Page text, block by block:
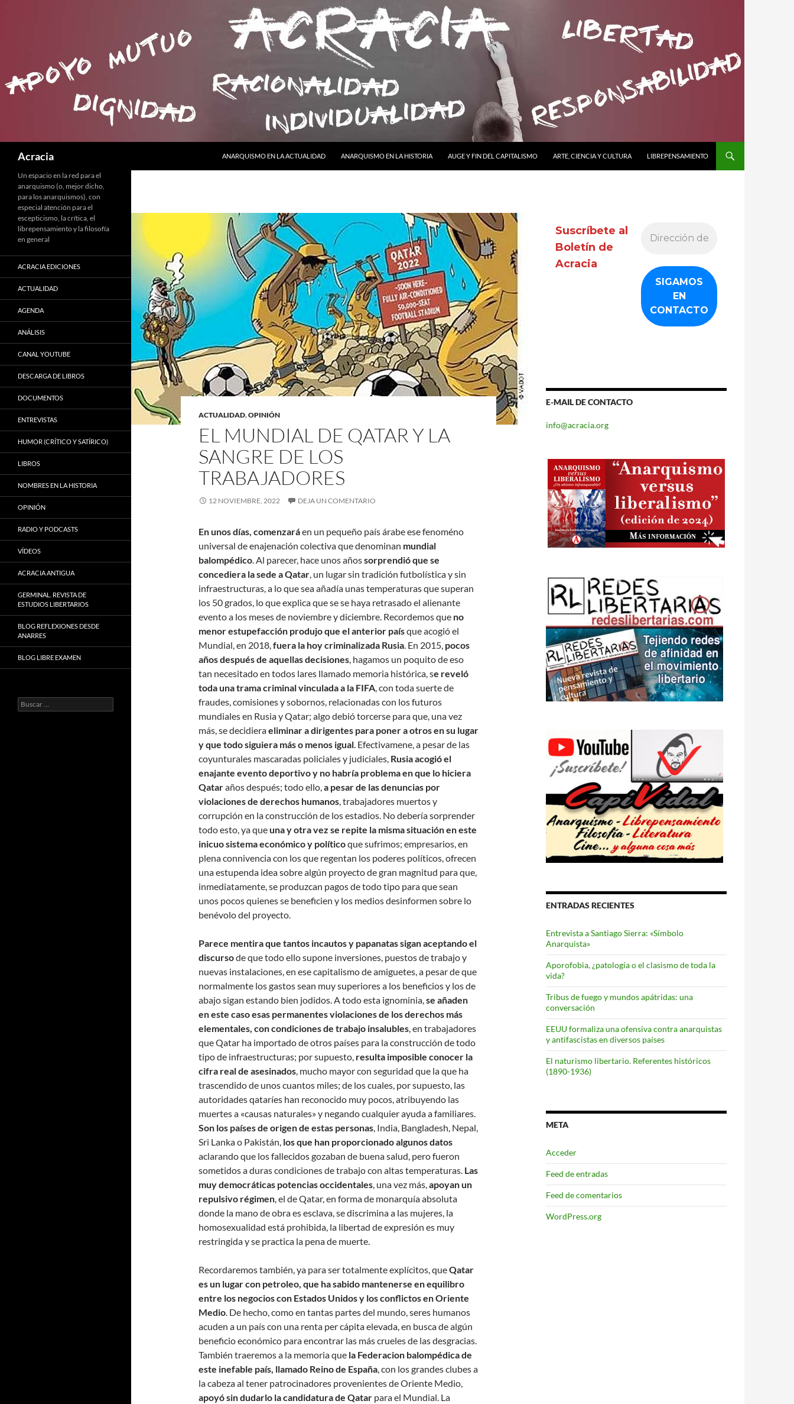
Acracia
ANARQUISMO EN LA ACTUALIDAD
ANARQUISMO EN LA HISTORIA AUGE Y FIN DEL CAPITALISMO ARTE, CIENCIA Y CULTURA LIBREPENSAMIENTO
ACTUALIDAD,OPINIÓN
EL MUNDIAL DE QATAR Y LA
SANGRE DE LOS
TRABAJADORES
12 NOVIEMBRE, 2022 DEJA UN COMENTARIO
En unos días, comenzaráen un pequeño país árabe ese fenoméno
universal de enajenación colectiva que denominan mundial
balompédico. Al parecer, hace unos añossorprendió que se
concediera la sede a Qatar, un lugar sin tradición futbolística y sin
infraestructuras, a lo que sea añadía unas temperaturas que superan
los 50 grados, lo que explica que se se haya retrasado el alienante
evento a los meses de noviembre y diciembre. Recordemos que no
menor estupefacción produjo que el anterior paísque acogió el
Mundial, en 2018,fuera la hoy criminalizada Rusia. En 2015, pocos
años después de aquellas decisiones, hagamos un poquito de eso
tan necesitado en todos lares llamado memoria histórica, se reveló
toda una trama criminal vinculada a la FIFA, con toda suerte de
fraudes, comisiones y sobornos, relacionadas con los futuros
mundiales en Rusia y Qatar; algo debió torcerse para que, una vez
más, se decidieraeliminar a dirigentes para poner a otros en su lugar
y que todo siguiera más o menos igual. Efectivamene, a pesar de las
coyunturales mascaradas policiales y judiciales, Rusia acogió el
enajante evento deportivo y no habría problema en que lo hiciera
Qataraños después; todo ello,a pesar de las denuncias por
violaciones de derechos humanos, trabajadores muertos y
corrupción en la construcción de los estadios. No debería sorprender
todo esto, ya queuna y otra vez se repite la misma situación en este
inicuo sistema económico y políticoque sufrimos; empresarios, en
plena connivencia con los que regentan los poderes políticos, ofrecen
una estupenda idea sobre algún proyecto de gran magnitud para que,
inmediatamente, se produzcan pagos de todo tipo para que sean
unos pocos quienes se beneficien y los medios desinformen sobre lo
benévolo del proyecto.
Parece mentira que tantos incautos y papanatas sigan aceptando el
discursode que todo ello supone inversiones, puestos de trabajo y
nuevas instalaciones, en ese capitalismo de amiguetes, a pesar de que
normalmente los gastos sean muy superiores a los beneficios y los de
abajo sigan estando bien jodidos. A todo esta ignominia,se añaden
en este caso esas permanentes violaciones de los derechos más
elementales, con condiciones de trabajo insalubles, en trabajadores
que Qatar ha importado de otros países para la construcción de todo
tipo de infraestructuras; por supuesto, resulta imposible conocer la
cifra real de asesinados, mucho mayor con seguridad que la que ha
trascendido de unos cuantos miles; de los cuales, por supuesto, las
autoridades qataríes han reconocido muy pocos, atribuyendo las
muertes a «causas naturales» y negando cualquier ayuda a familiares.
Son los países de origen de estas personas, India, Bangladesh, Nepal,
Sri Lanka o Pakistán, los que han proporcionado algunos datos
aclarando que los fallecidos gozaban de buena salud, pero fueron
sometidos a duras condiciones de trabajo con altas temperaturas. Las
muy democráticas potencias occidentales, una vez más,apoyan un
repulsivo régimen, el de Qatar, en forma de monarquía absoluta
donde la mano de obra es esclava, se discrimina a las mujeres, la
homosexualidad está prohibida, la libertad de expresión es muy
restringida y se practica la pena de muerte.
Recordaremos también, ya para ser totalmente explícitos, queQatar
es un lugar con petroleo, que ha sabido mantenerse en equilibro
entre los negocios con Estados Unidos y los conflictos en Oriente
Medio. De hecho, como en tantas partes del mundo, seres humanos
acuden a un país con una renta per cápita elevada, en busca de algún
beneficio económico para encontrar las más crueles de las desgracias.
También traeremos a la memoria que la Federacion balompédica de
este inefable país, llamado Reino de España, con los grandes clubes a
la cabeza al tener patrocinadores provenientes de Oriente Medio,
apoyó sin dudarlo la candidatura de Qatar para el Mundial. La
Suscríbete al
Boletín de
Acracia
E-MAIL DE CONTACTO
info@acracia.org
ENTRADAS RECIENTES
Entrevista a Santiago Sierra: «Símbolo
Anarquista»
Aporofobia, ¿patología o el clasismo de toda la
vida?
Tribus de fuego y mundos apátridas: una
conversación
EEUU formaliza una ofensiva contra anarquistas
y antifascistas en diversos países
El naturismo libertario. Referentes históricos
(1890-1936)
META
Acceder
Feed de entradas
Feed de comentarios
WordPress.org
Un espacio en la red para el
anarquismo (o, mejor dicho,
para los anarquismos), con
especial atención para el
escepticismo, la crítica, el
librepensamiento y la filosofía
en general
ACRACIA EDICIONES
ACTUALIDAD
AGENDA
ANÁLISIS
CANAL YOUTUBE
DESCARGA DE LIBROS
DOCUMENTOS
ENTREVISTAS
HUMOR (CRÍTICO Y SATÍRICO)
LIBROS
NOMBRES EN LA HISTORIA
OPINIÓN
RADIO Y PODCASTS
VÍDEOS
ACRACIA ANTIGUA
GERMINAL. REVISTA DE
ESTUDIOS LIBERTARIOS
BLOG REFLEXIONES DESDE
ANARRES
BLOG LIBRE EXAMEN
Buscar: